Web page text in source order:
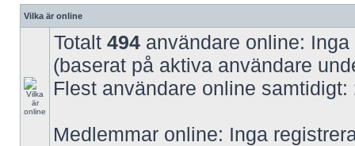
Vilka är online
Totalt 494 användare online:
(baserat på aktiva användare
Flest användare online samtidigt:
Medlemmar online: Inga